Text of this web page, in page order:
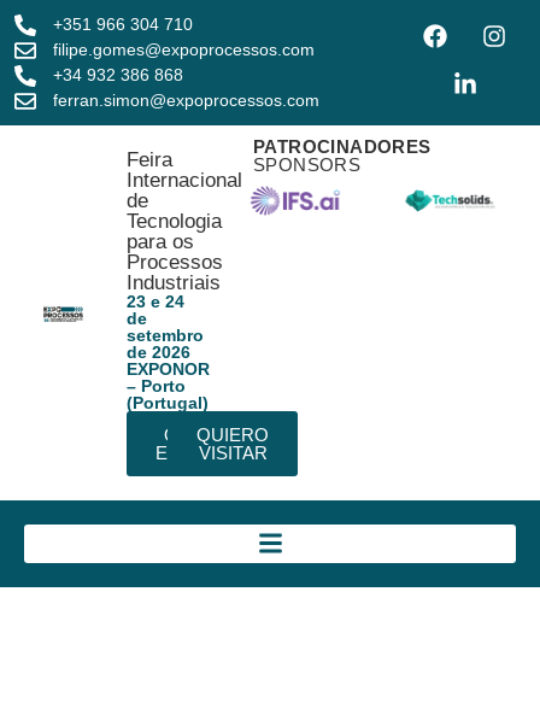
+351 966 304 710
filipe.gomes@expoprocessos.com
+34 932 386 868
ferran.simon@expoprocessos.com
Feira
Internacional
de
Tecnologia
para os
Processos
Industriais
23 e 24
de
setembro
de 2026
EXPONOR
– Porto
(Portugal)
QUIERO
EXPONER
QUIERO
VISITAR
PATROCINADORES
SPONSORS